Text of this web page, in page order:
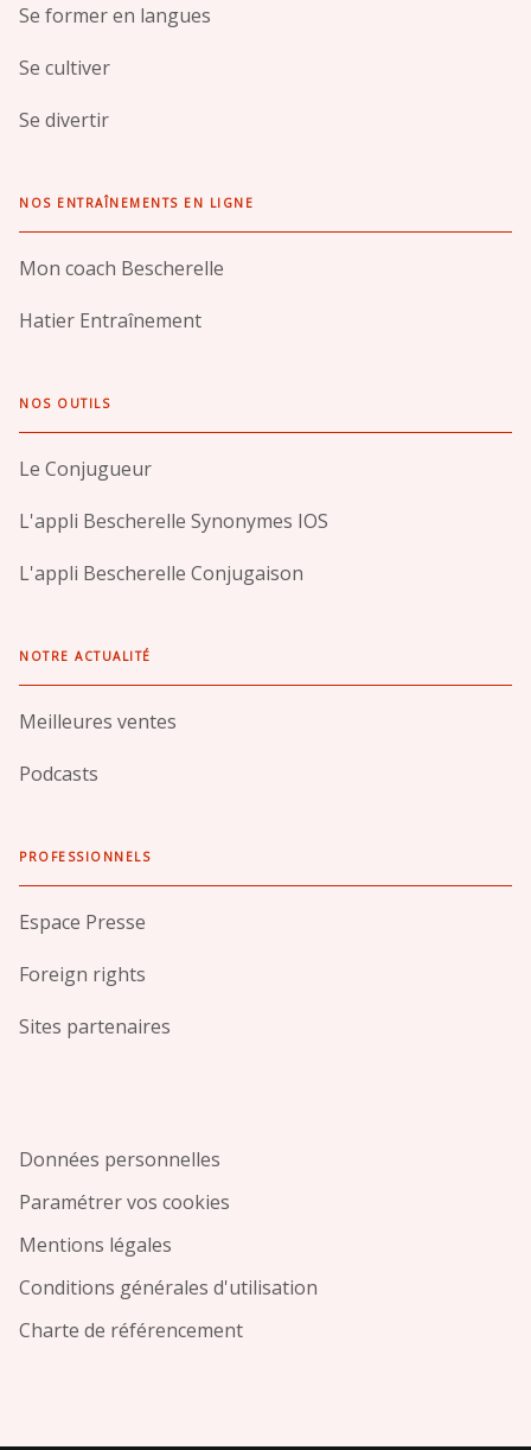
Se former en langues
Se cultiver
Se divertir
NOS ENTRAÎNEMENTS EN LIGNE
Mon coach Bescherelle
Hatier Entraînement
NOS OUTILS
Le Conjugueur
L'appli Bescherelle Synonymes IOS
L'appli Bescherelle Conjugaison
NOTRE ACTUALITÉ
Meilleures ventes
Podcasts
PROFESSIONNELS
Espace Presse
Foreign rights
Sites partenaires
Données personnelles
Paramétrer vos cookies
Mentions légales
Conditions générales d'utilisation
Charte de référencement